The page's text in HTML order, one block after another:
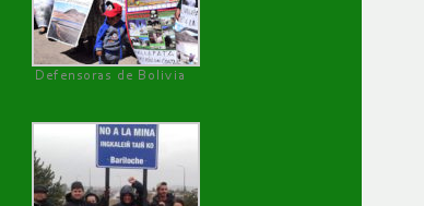
Defensoras de Bolivia